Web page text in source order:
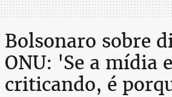
Bolsonaro sobre
ONU: 'Se a mídia
criticando, é